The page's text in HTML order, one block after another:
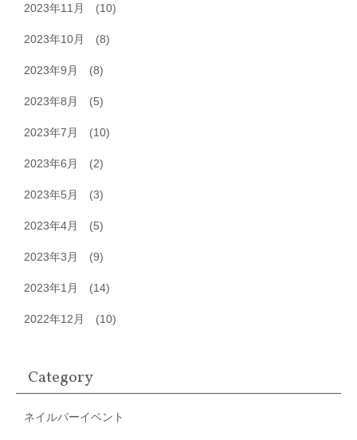
2023年11月 (10)
2023年10月 (8)
2023年9月 (8)
2023年8月 (5)
2023年7月 (10)
2023年6月 (2)
2023年5月 (3)
2023年4月 (5)
2023年3月 (9)
2023年1月 (14)
2022年12月 (10)
Category
ネイルバーイベント